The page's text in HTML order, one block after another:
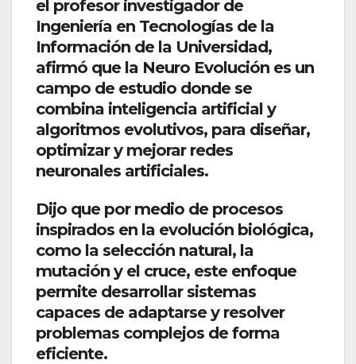
el profesor investigador de
Ingeniería en Tecnologías de la
Información de la Universidad,
afirmó que la Neuro Evolución es un
campo de estudio donde se
combina inteligencia artificial y
algoritmos evolutivos, para diseñar,
optimizar y mejorar redes
neuronales artificiales.
Dijo que por medio de procesos
inspirados en la evolución biológica,
como la selección natural, la
mutación y el cruce, este enfoque
permite desarrollar sistemas
capaces de adaptarse y resolver
problemas complejos de forma
eficiente.